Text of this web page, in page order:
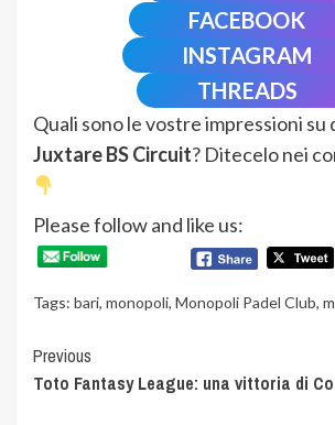
FACEBOOK
INSTAGRAM
THREADS
Quali sono le vostre impressioni su
Juxtare BS Circuit? Ditecelo nei
Please follow and like us:
Tags: bari, monopoli, Monopoli Padel Club,
Continue
Reading
Previous
Toto Fantasy League: una vittoria di